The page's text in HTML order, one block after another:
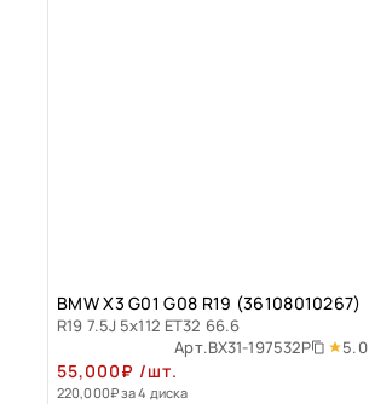
BMW X3 G01 G08 R19 (36108010267)
R19 7.5J 5x112 ET32 66.6
Арт.BX31-197532P 5.0
55,000₽ /шт.
220,000₽за 4 диска